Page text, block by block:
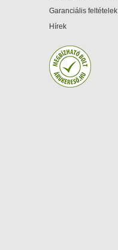
Garanciális feltételek
Hírek